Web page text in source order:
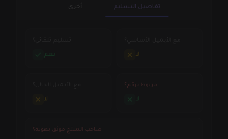
أخرى تفاصيل التسليم
نعم لا
لا
مربوط برقم؟
لا
صاحب المنتج موثق بهوية؟